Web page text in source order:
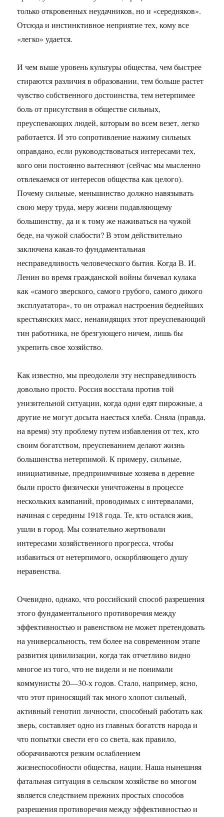
только откровенных неудачников, но и «середняков».
Отсюда и инстинктивное неприятие тех, кому все
«легко» удается.
И чем выше уровень культуры общества, чем быстрее
стираются различия в образовании, тем больше растет
чувство собственного достоинства, тем нетерпимее
боль от присутствия в обществе сильных,
преуспевающих людей, которым во всем везет, легко
работается. И это сопротивление нажиму сильных
оправдано, если руководствоваться интересами тех,
кого они постоянно вытесняют (сейчас мы мысленно
отвлекаемся от интересов общества как целого).
Почему сильные, меньшинство должно навязывать
свою меру труда, меру жизни подавляющему
большинству, да и к тому же наживаться на чужой
беде, на чужой слабости? В этом действительно
заключена какая-то фундаментальная
несправедливость человеческого бытия. Когда В. И.
Ленин во время гражданской войны бичевал кулака
как «самого зверского, самого грубого, самого дикого
эксплуататора», то он отражал настроения беднейших
крестьянских масс, ненавидящих этот преуспевающий
тин работника, не брезгующего ничем, лишь бы
укрепить свое хозяйство.
Как известно, мы преодолели эту несправедливость
довольно просто. Россия восстала против той
унизительной ситуации, когда одни едят пирожные, а
другие не могут досыта наесться хлеба. Сняла (правда,
на время) эту проблему путем избавления от тех, кто
своим богатством, преуспеванием делают жизнь
большинства нетерпимой. К примеру, сильные,
инициативные, предприимчивые хозяева в деревне
были просто физически уничтожены в процессе
нескольких кампаний, проводимых с интервалами,
начиная с середины 1918 года. Те, кто остался жив,
ушли в город. Мы сознательно жертвовали
интересами хозяйственного прогресса, чтобы
избавиться от нетерпимого, оскорбляющего душу
неравенства.
Очевидно, однако, что российский способ разрешения
этого фундаментального противоречия между
эффективностью и равенством не может претендовать
на универсальность, тем более на современном этапе
развития цивилизации, когда так отчетливо видно
многое из того, что не видели и не понимали
коммунисты 20—30-х годов. Стало, например, ясно,
что этот приносящий так много хлопот сильный,
активный генотип личности, способный работать как
зверь, составляет одно из главных богатств народа и
что попытки свести его со света, как правило,
оборачиваются резким ослаблением
жизнеспособности общества, нации. Наша нынешняя
фатальная ситуация в сельском хозяйстве во многом
является следствием прежних простых способов
разрешения противоречия между эффективностью и